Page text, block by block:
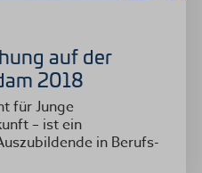
auf der
2018
für Junge
– ist ein
in Berufs-